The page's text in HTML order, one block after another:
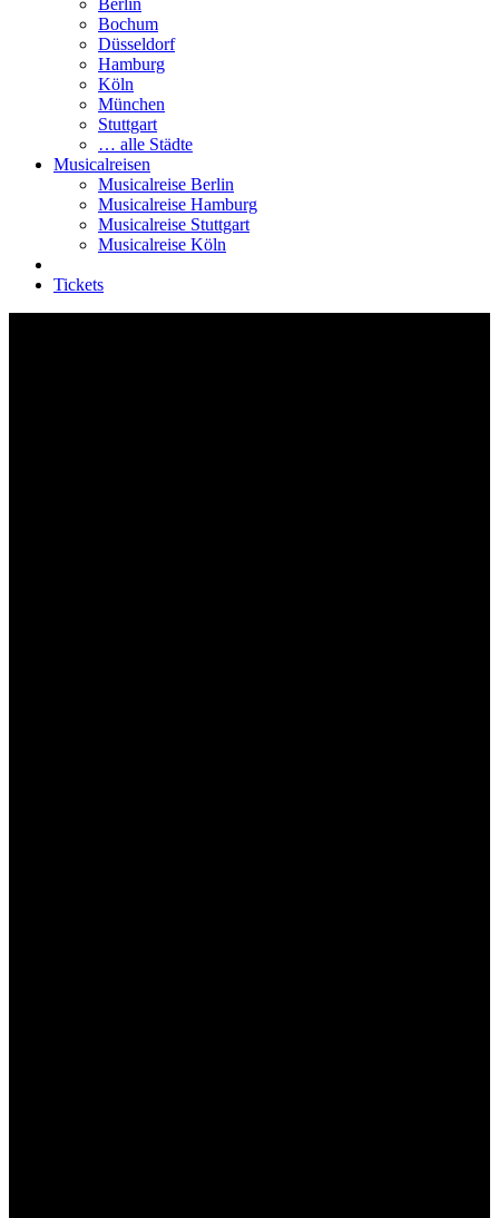
Berlin
Bochum
Düsseldorf
Hamburg
Köln
München
Stuttgart
… alle Städte
Musicalreisen
Musicalreise Berlin
Musicalreise Hamburg
Musicalreise Stuttgart
Musicalreise Köln
Tickets